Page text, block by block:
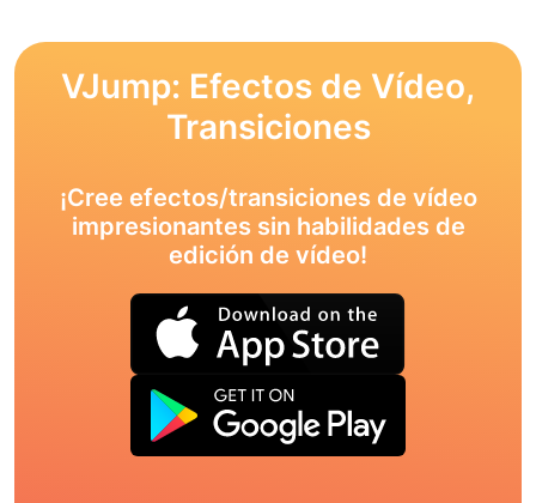
VJump: Efectos de Vídeo,
Transiciones
¡Cree efectos/transiciones de vídeo
impresionantes sin habilidades de
edición de vídeo!